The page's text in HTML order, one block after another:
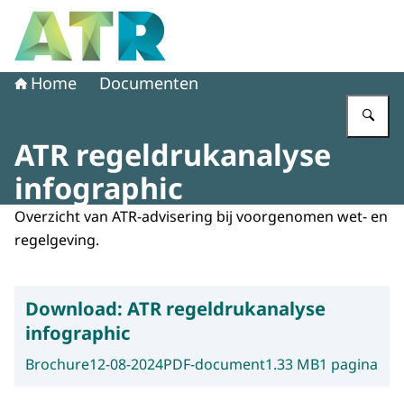
Naar de homepage van Adviescollege toetsing regeldruk
Home Documenten
ATR regeldrukanalyse
infographic
Overzicht van ATR-advisering bij voorgenomen wet- en
regelgeving.
Download: ATR regeldrukanalyse
infographic
Brochure12-08-2024PDF-document1.33 MB1 pagina